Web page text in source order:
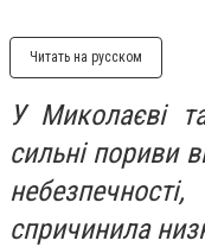
Читать на русском
У Миколаєві
сильні пориви
спричинила